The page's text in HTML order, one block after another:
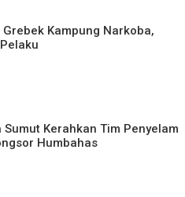
Kampung Narkoba,
Kerahkan Tim Penyelam
Humbahas